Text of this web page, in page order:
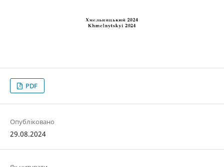
PDF
Опубліковано
29.08.2024